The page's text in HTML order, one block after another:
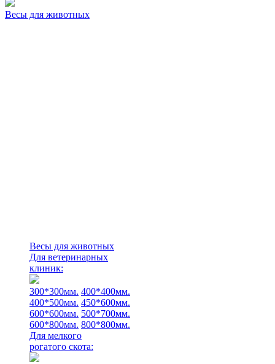
Весы для животных
Весы для животных
Для ветеринарных
клиник:
300*300мм. 400*400мм.
400*500мм. 450*600мм.
600*600мм. 500*700мм.
600*800мм. 800*800мм.
Для мелкого
рогатого скота: